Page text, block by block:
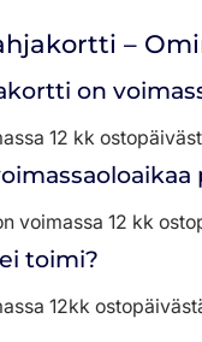
–
on
12 kk
voimassa 12 kk
toimi?
12kk